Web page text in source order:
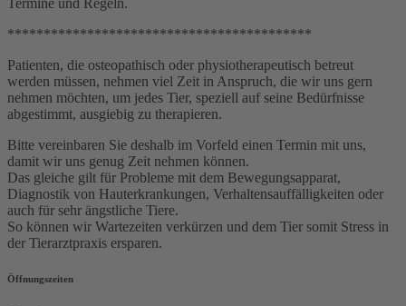
******************************************
Patienten, die osteopathisch oder physiotherapeutisch betreut
werden müssen, nehmen viel Zeit in Anspruch, die wir uns gern
nehmen möchten, um jedes Tier, speziell auf seine Bedürfnisse
abgestimmt, ausgiebig zu therapieren.
Bitte vereinbaren Sie deshalb im Vorfeld einen Termin mit uns,
damit wir uns genug Zeit nehmen können.
Das gleiche gilt für Probleme mit dem Bewegungsapparat,
Diagnostik von Hauterkrankungen, Verhaltensauffälligkeiten oder
auch für sehr ängstliche Tiere.
So können wir Wartezeiten verkürzen und dem Tier somit Stress in
der Tierarztpraxis ersparen.
Öffnungszeiten